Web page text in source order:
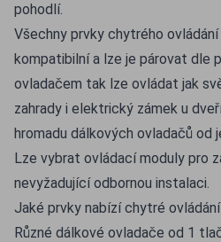
pohodlí.
Všechny prvky chytrého ovládání
kompatibilní a lze je párovat dle
ovladačem tak lze ovládat jak
zahrady i elektrický zámek u
hromadu dálkových ovladačů od
Lze vybrat ovládací moduly pro
nevyžadující odbornou instalaci.
Jaké prvky nabízí chytré
Různé dálkové ovladače od 1